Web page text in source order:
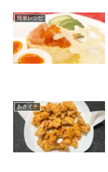
簡単レシピ
あさイチ